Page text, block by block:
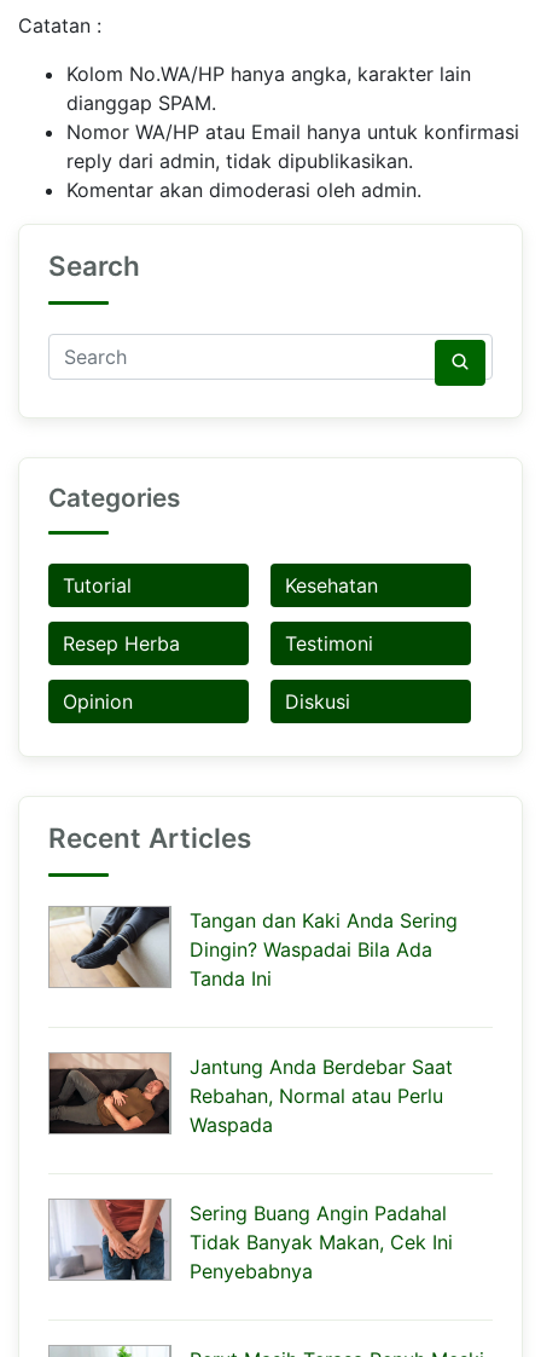
Catatan :
Kolom No.WA/HP hanya angka, karakter lain
dianggap SPAM.
Nomor WA/HP atau Email hanya untuk konfirmasi
reply dari admin, tidak dipublikasikan.
Komentar akan dimoderasi oleh admin.
Search
Categories
Tutorial Kesehatan
Resep Herba Testimoni
Opinion Diskusi
Recent Articles
Tangan dan Kaki Anda Sering
Dingin? Waspadai Bila Ada
Tanda Ini
Jantung Anda Berdebar Saat
Rebahan, Normal atau Perlu
Waspada
Sering Buang Angin Padahal
Tidak Banyak Makan, Cek Ini
Penyebabnya